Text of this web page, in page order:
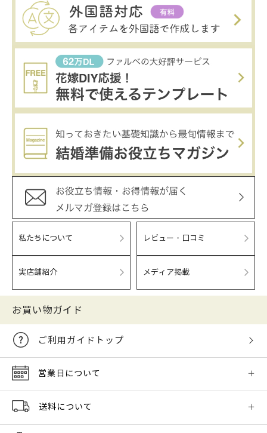
私たちについて レビュー・口コミ
実店舗紹介 メディア掲載
お買い物ガイド
ご利用ガイドトップ
営業日について
送料について